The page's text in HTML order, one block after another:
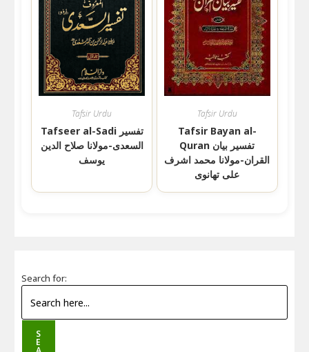
Tafsir Urdu
Tafseer al-Sadi تفسیر
السعدی-مولانا صلاح الدین
یوسف
Tafsir Urdu
Tafsir Bayan al-
Quran تفسیر بیان
القران-مولانا محمد اشرف
علی تھانوی
Search for:
S
E